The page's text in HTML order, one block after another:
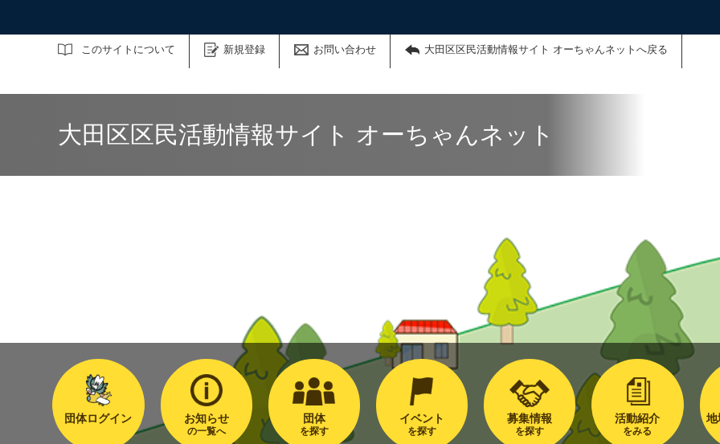
このサイトについて 新規登録 お問い合わせ 大田区区民活動情報サイト オーちゃんネットへ戻る
サイト内検索
大田区区民活動情報サイト オーちゃんネット
団体ログイン お知らせ
の一覧へ
団体
を探す
イベント
を探す
募集情報
を探す
活動紹介
をみる
地